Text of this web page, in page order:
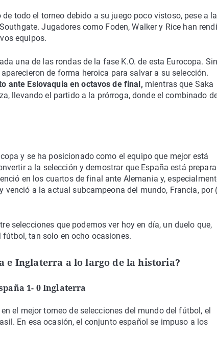
todo el torneo debido a su juego poco vistoso, pese a
Jugadores como Foden, Walker y Rice han
equipos.
una de las rondas de la fase K.O. de esta Eurocopa. Sin
de forma heroica para salvar a su selección.
ante Eslovaquia en octavos de final, mientras que Saka
llevando el partido a la prórroga, donde el combinado
y se ha posicionado como el equipo que mejor está
a la selección y demostrar que España está
en los cuartos de final ante Alemania y,
a la actual subcampeona del mundo, Francia, por
selecciones que podemos ver hoy en día, un duelo que,
tan solo en ocho ocasiones.
e Inglaterra a lo largo de la historia?
1- 0 Inglaterra
el mejor torneo de selecciones del mundo del fútbol, el
En esa ocasión, el conjunto español se impuso a los